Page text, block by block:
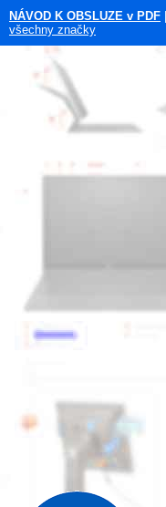
NÁVOD K OBSLUZE v PDF
všechny značky